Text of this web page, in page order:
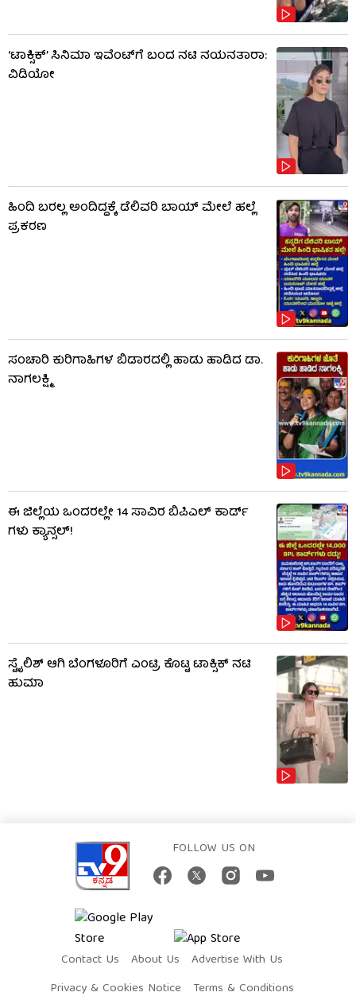
‘ಟಾಕ್ಸಿಕ್’ ಸಿನಿಮಾ ಇವೆಂಟ್​​ಗೆ ಬಂದ ನಟಿ ನಯನತಾರಾ:
ವಿಡಿಯೋ
ಹಿಂದಿ ಬರಲ್ಲ ಅಂದಿದ್ದಕ್ಕೆ ಡೆಲಿವರಿ ಬಾಯ್‌ ಮೇಲೆ ಹಲ್ಲೆ
ಪ್ರಕರಣ
ಸಂಚಾರಿ ಕುರಿಗಾಹಿಗಳ ಬಿಡಾರದಲ್ಲಿ ಹಾಡು ಹಾಡಿದ ಡಾ.
ನಾಗಲಕ್ಷ್ಮಿ
ಈ ಜಿಲ್ಲೆಯ ಒಂದರಲ್ಲೇ 14 ಸಾವಿರ ಬಿಪಿಎಲ್​ ಕಾರ್ಡ್​
ಗಳು ಕ್ಯಾನ್ಸಲ್!
ಸ್ಟೈಲಿಶ್ ಆಗಿ ಬೆಂಗಳೂರಿಗೆ ಎಂಟ್ರಿ ಕೊಟ್ಟ ಟಾಕ್ಸಿಕ್ ನಟಿ
ಹುಮಾ
FOLLOW US ON
Contact Us About Us
Advertise With Us
Privacy & Cookies Notice
Terms & Conditions